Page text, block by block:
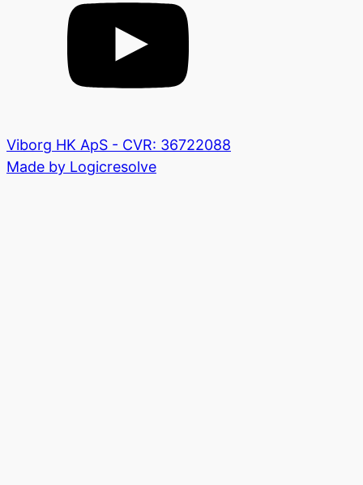
Viborg HK ApS - CVR: 36722088
Made by Logicresolve